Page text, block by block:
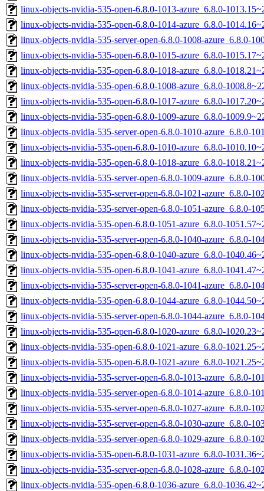
linux-objects-nvidia-535-open-6.8.0-1013-azure_6.8.0-
linux-objects-nvidia-535-open-6.8.0-1014-azure_6.8.0-
linux-objects-nvidia-535-server-open-6.8.0-1008-azure_6.8.0-
linux-objects-nvidia-535-open-6.8.0-1015-azure_6.8.0-
linux-objects-nvidia-535-open-6.8.0-1018-azure_6.8.0-
linux-objects-nvidia-535-open-6.8.0-1008-azure_6.8.0-
linux-objects-nvidia-535-open-6.8.0-1017-azure_6.8.0-
linux-objects-nvidia-535-open-6.8.0-1009-azure_6.8.0-
linux-objects-nvidia-535-server-open-6.8.0-1010-azure_6.8.0-
linux-objects-nvidia-535-open-6.8.0-1010-azure_6.8.0-
linux-objects-nvidia-535-open-6.8.0-1018-azure_6.8.0-
linux-objects-nvidia-535-server-open-6.8.0-1009-azure_6.8.0-
linux-objects-nvidia-535-server-open-6.8.0-1021-azure_6.8.0-
linux-objects-nvidia-535-server-open-6.8.0-1051-azure_6.8.0-
linux-objects-nvidia-535-open-6.8.0-1051-azure_6.8.0-
linux-objects-nvidia-535-server-open-6.8.0-1040-azure_6.8.0-
linux-objects-nvidia-535-open-6.8.0-1040-azure_6.8.0-
linux-objects-nvidia-535-open-6.8.0-1041-azure_6.8.0-
linux-objects-nvidia-535-server-open-6.8.0-1041-azure_6.8.0-
linux-objects-nvidia-535-open-6.8.0-1044-azure_6.8.0-
linux-objects-nvidia-535-server-open-6.8.0-1044-azure_6.8.0-
linux-objects-nvidia-535-open-6.8.0-1020-azure_6.8.0-
linux-objects-nvidia-535-open-6.8.0-1021-azure_6.8.0-
linux-objects-nvidia-535-open-6.8.0-1021-azure_6.8.0-
linux-objects-nvidia-535-server-open-6.8.0-1013-azure_6.8.0-
linux-objects-nvidia-535-server-open-6.8.0-1014-azure_6.8.0-
linux-objects-nvidia-535-server-open-6.8.0-1027-azure_6.8.0-
linux-objects-nvidia-535-server-open-6.8.0-1030-azure_6.8.0-
linux-objects-nvidia-535-server-open-6.8.0-1029-azure_6.8.0-
linux-objects-nvidia-535-open-6.8.0-1031-azure_6.8.0-
linux-objects-nvidia-535-server-open-6.8.0-1028-azure_6.8.0-
linux-objects-nvidia-535-open-6.8.0-1036-azure_6.8.0-